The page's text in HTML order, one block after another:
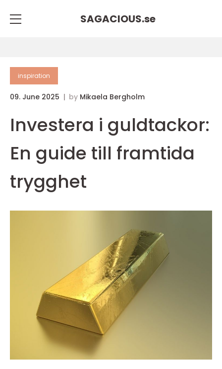
SAGACIOUS.se
inspiration
09. June 2025 by Mikaela Bergholm
Investera i guldtackor:
En guide till framtida
trygghet